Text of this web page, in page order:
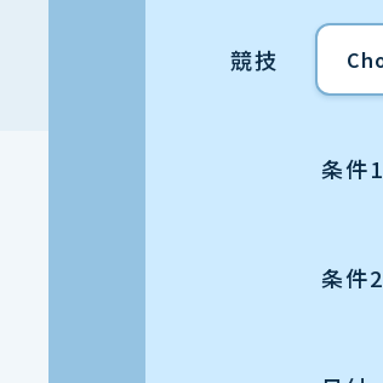
競技
条件1
条件2